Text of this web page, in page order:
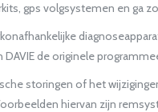
gps volgsystemen en ga
de originele
storingen of het
hiervan zijn